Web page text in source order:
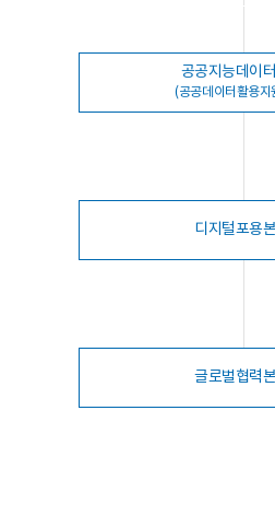
공공지능데이
(공공데이터활용지
디지털포용
글로벌협력